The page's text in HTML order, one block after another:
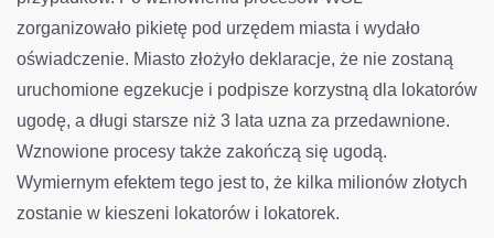
zorganizowało pikietę pod urzędem miasta i wydało
oświadczenie. Miasto złożyło deklaracje, że nie zostaną
uruchomione egzekucje i podpisze korzystną dla lokatorów
ugodę, a długi starsze niż 3 lata uzna za przedawnione.
Wznowione procesy także zakończą się ugodą.
Wymiernym efektem tego jest to, że kilka milionów złotych
zostanie w kieszeni lokatorów i lokatorek.